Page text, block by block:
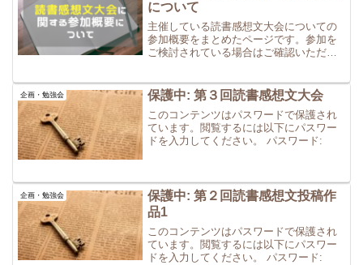
について
主催している読書感想文大会についての
参加概要をまとめたページです。参加を
ご検討されている場合はご確認いただけ
企画・勉強会 保護中: 第３回読書感想文大会
このコンテンツはパスワードで保護され
ています。閲覧するには以下にパスワー
ドを入力してください。 パスワード:
企画・勉強会
保護中: 第２回読書感想文投稿作
品1
このコンテンツはパスワードで保護され
ています。閲覧するには以下にパスワー
ドを入力してください。 パスワード: